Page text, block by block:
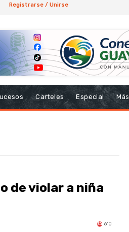
Registrarse / Unirse
Carteles Especial Más
de violar a niña
610